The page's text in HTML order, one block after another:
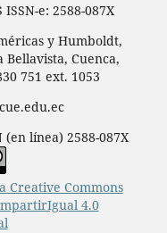
e: 2588-087X
y Humboldt,
Cuenca,
751 ext. 1053
(en línea) 2588-087X
Creative Commons
4.0